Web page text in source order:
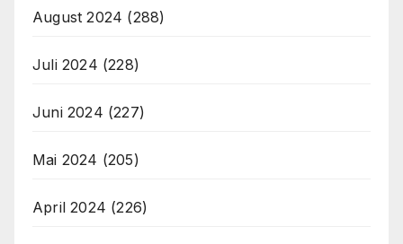
August 2024 (288)
Juli 2024 (228)
Juni 2024 (227)
Mai 2024 (205)
April 2024 (226)